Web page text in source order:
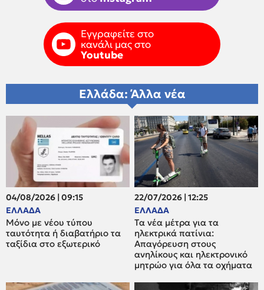
Εγγραφείτε στο
κανάλι μας στο
Youtube
Ελλάδα: Άλλα νέα
04/08/2026 | 09:15
ΕΛΛΑΔΑ
Μόνο με νέου τύπου
ταυτότητα ή διαβατήριο τα
ταξίδια στο εξωτερικό
22/07/2026 | 12:25
ΕΛΛΑΔΑ
Tα νέα μέτρα για τα
ηλεκτρικά πατίνια:
Απαγόρευση στους
ανηλίκους και ηλεκτρονικό
μητρώο για όλα τα οχήματα